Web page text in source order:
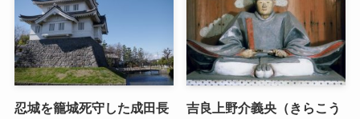
忍城を籠城死守した成田長
吉良上野介義央（きらこう